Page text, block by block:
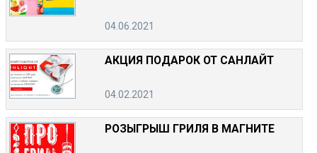
04.06.2021
АКЦИЯ ПОДАРОК ОТ САНЛАЙТ
04.02.2021
РОЗЫГРЫШ ГРИЛЯ В МАГНИТЕ